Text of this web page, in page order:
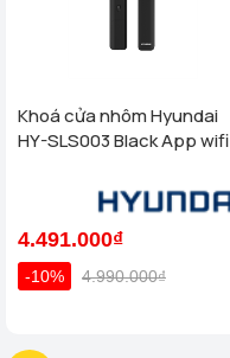
Khoá cửa nhôm Hyundai
HY-SLS003 Black App wifi
4.491.000₫
-10% 4.990.000₫